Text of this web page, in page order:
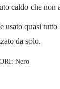
caldo che non
usato quasi tutto
da solo.
Nero